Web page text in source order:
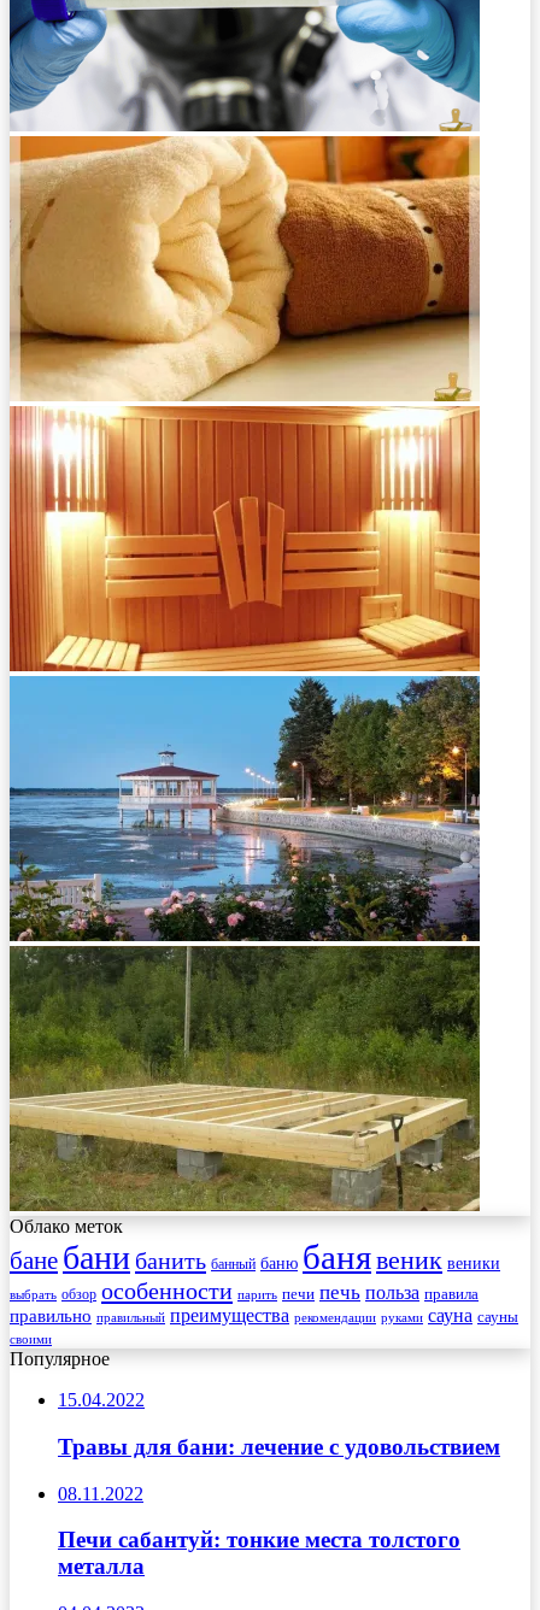
Облако меток
бане бани банить банный баню банявеник веники
выбрать обзор особенности парить печи печь польза правила
правильно правильный преимущества рекомендации руками сауна сауны
своими
Популярное
15.04.2022
Травы для бани: лечение с удовольствием
08.11.2022
Печи сабантуй: тонкие места толстого
металла